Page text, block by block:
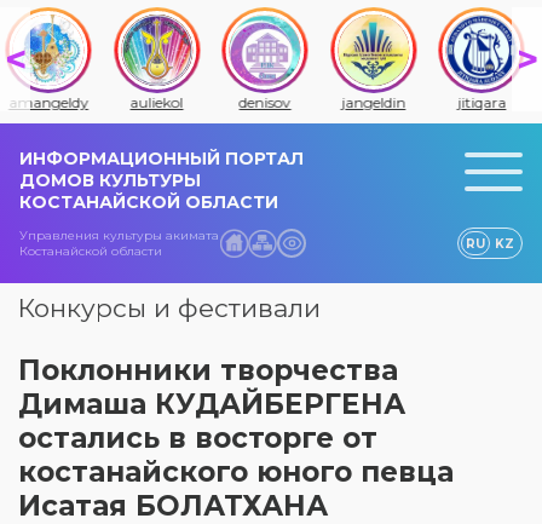
amangeldy auliekol denisov jangeldin jitiqara
ИНФОРМАЦИОННЫЙ ПОРТАЛ
ДОМОВ КУЛЬТУРЫ
КОСТАНАЙСКОЙ ОБЛАСТИ
Управления культуры акимата
Костанайской области
RU KZ
Конкурсы и фестивали
Поклонники творчества
Димаша КУДАЙБЕРГЕНА
остались в восторге от
костанайского юного певца
Исатая БОЛАТХАНА